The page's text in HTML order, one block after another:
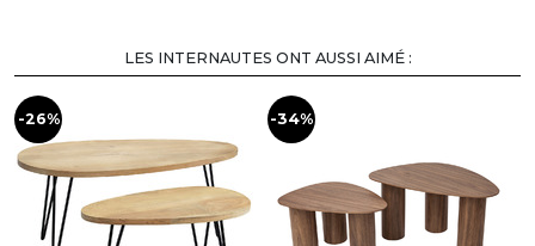
LES INTERNAUTES ONT AUSSI AIMÉ :
-26% -34%